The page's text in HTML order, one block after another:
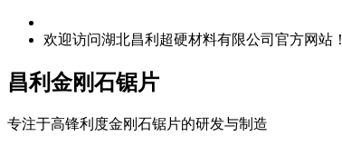
欢迎访问湖北昌利超硬材料有限公司官方网站！
昌利金刚石锯片
专注于高锋利度金刚石锯片的研发与制造